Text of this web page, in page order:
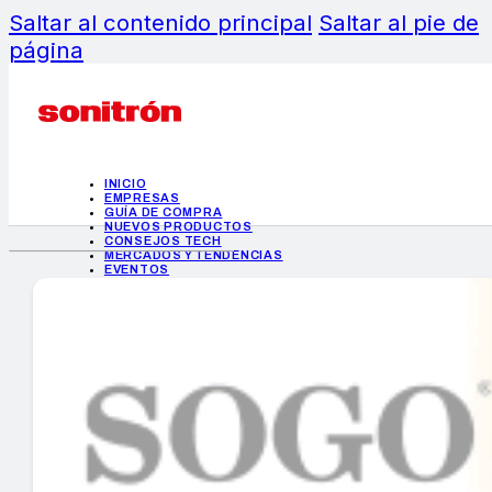
Saltar al contenido principal Saltar al pie de
página
INICIO
EMPRESAS
GUÍA DE COMPRA
NUEVOS PRODUCTOS
CONSEJOS TECH
MERCADOS Y TENDENCIAS
EVENTOS
INICIO
EMPRESAS